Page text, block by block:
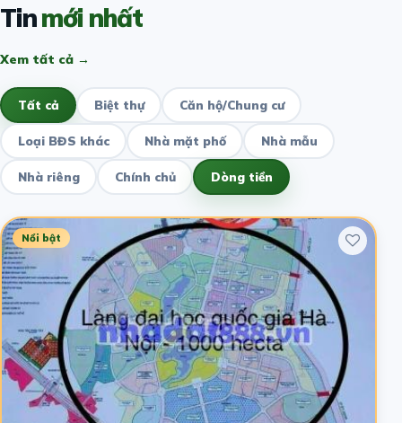
Tinmới nhất
Xem tất cả →
Tất cả Biệt thự Căn hộ/Chung cư
Loại BĐS khác Nhà mặt phố Nhà mẫu
Nhà riêng Chính chủ Dòng tiền
Nổi bật